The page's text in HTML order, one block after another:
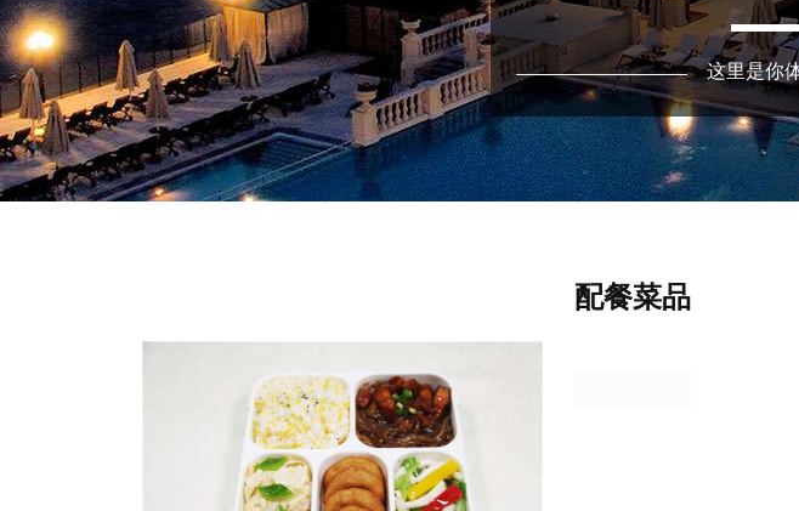
这里是你
配餐菜品